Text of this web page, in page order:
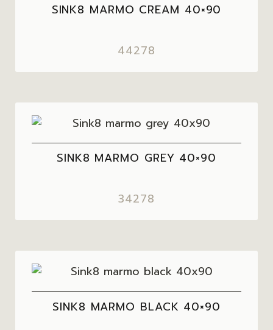
SINK8 MARMO CREAM 40×90
44278
SINK8 MARMO GREY 40×90
34278
SINK8 MARMO BLACK 40×90